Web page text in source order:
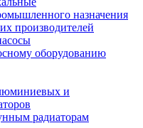
назначения
производителей
оборудованию
и
радиаторам